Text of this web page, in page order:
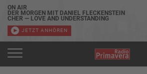
ON AIR
DER MORGEN MIT DANIEL FLECKENSTEIN
CHER — LOVE AND UNDERSTANDING
JETZT ANHÖREN